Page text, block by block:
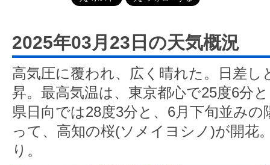
2025年03月23日の天気概況
高気圧に覆われ、広く晴れた。日差し
昇。最高気温は、東京都心で25度6分
県日向では28度3分と、6月下旬並み
って、高知の桜(ソメイヨシノ)が開花
り。